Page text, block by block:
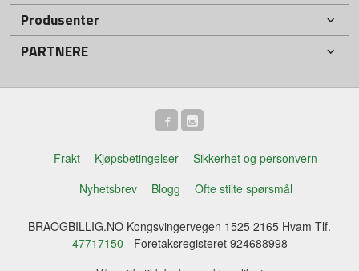
Produsenter
PARTNERE
Frakt Kjøpsbetingelser
Sikkerhet og personvern
Nyhetsbrev
Blogg Ofte stilte spørsmål
BRAOGBILLIG.NO Kongsvingervegen 1525 2165 Hvam Tlf.
47717150 - Foretaksregisteret 924688998